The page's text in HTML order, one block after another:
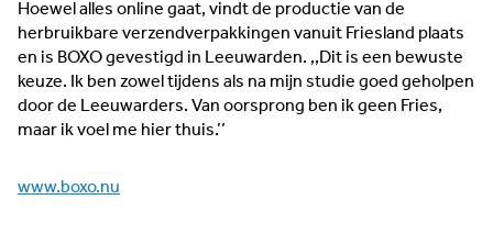
Hoewel alles online gaat, vindt de productie van de
herbruikbare verzendverpakkingen vanuit Friesland plaats
en is BOXO gevestigd in Leeuwarden. ,,Dit is een bewuste
keuze. Ik ben zowel tijdens als na mijn studie goed geholpen
door de Leeuwarders. Van oorsprong ben ik geen Fries,
maar ik voel me hier thuis.’’
www.boxo.nu
‘It kin net’ komt niet in het woordenboek van Ester en
Remco van der Velde voor. De ondernemers van camping
en passantenhaven It Krúswetter in Easterlittens kijken
vooral naar hoe het wél kan — en dat doen ze met oog voor
de toekomst. Duurzaamheid speelt daarbij een hoofdrol.